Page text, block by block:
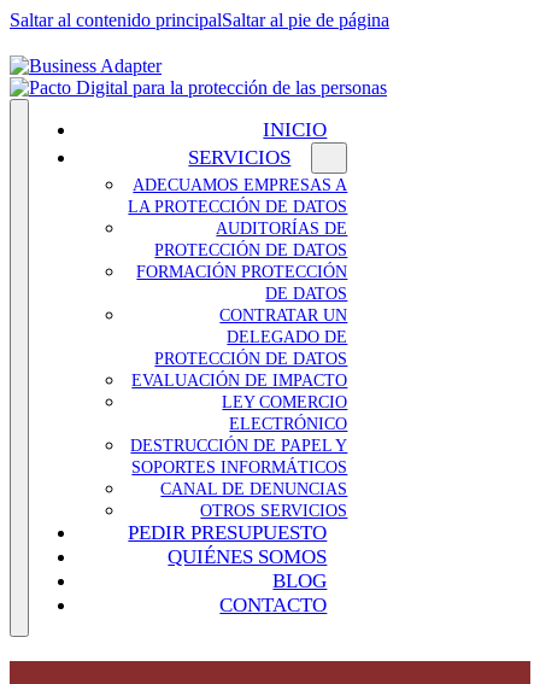
Saltar al contenido principalSaltar al pie de página
INICIO
SERVICIOS
ADECUAMOS EMPRESAS A
LA PROTECCIÓN DE DATOS
AUDITORÍAS DE
PROTECCIÓN DE DATOS
FORMACIÓN PROTECCIÓN
DE DATOS
CONTRATAR UN
DELEGADO DE
PROTECCIÓN DE DATOS
EVALUACIÓN DE IMPACTO
LEY COMERCIO
ELECTRÓNICO
DESTRUCCIÓN DE PAPEL Y
SOPORTES INFORMÁTICOS
CANAL DE DENUNCIAS
OTROS SERVICIOS
PEDIR PRESUPUESTO
QUIÉNES SOMOS
BLOG
CONTACTO